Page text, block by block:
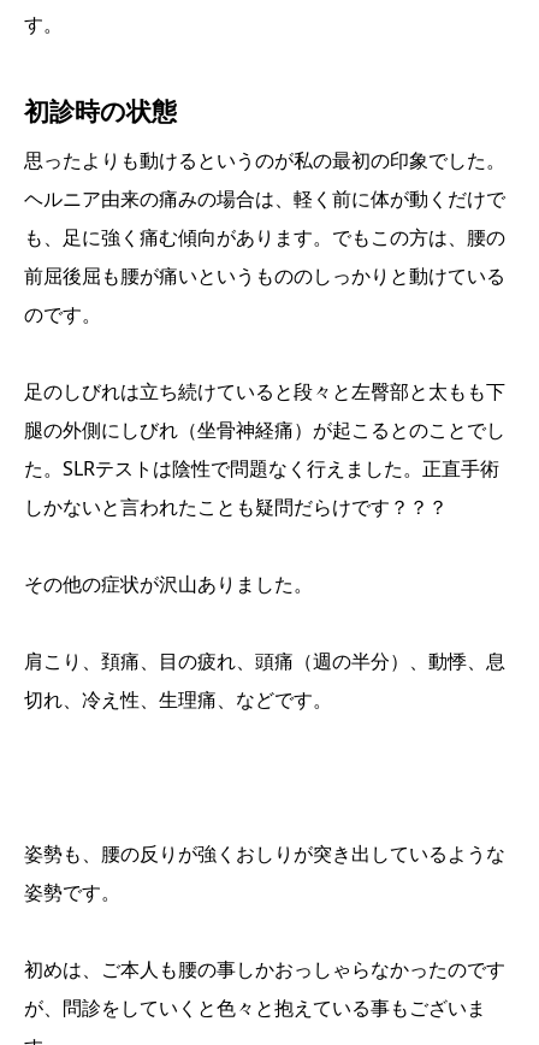
す。
初診時の状態
思ったよりも動けるというのが私の最初の印象でした。
ヘルニア由来の痛みの場合は、軽く前に体が動くだけで
も、足に強く痛む傾向があります。でもこの方は、腰の
前屈後屈も腰が痛いというもののしっかりと動けている
のです。
足のしびれは立ち続けていると段々と左臀部と太もも下
腿の外側にしびれ（坐骨神経痛）が起こるとのことでし
た。SLRテストは陰性で問題なく行えました。正直手術
しかないと言われたことも疑問だらけです？？？
その他の症状が沢山ありました。
肩こり、頚痛、目の疲れ、頭痛（週の半分）、動悸、息
切れ、冷え性、生理痛、などです。
姿勢も、腰の反りが強くおしりが突き出しているような
姿勢です。
初めは、ご本人も腰の事しかおっしゃらなかったのです
が、問診をしていくと色々と抱えている事もございま